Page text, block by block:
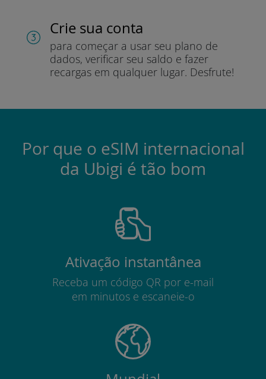
Crie sua conta
para começar a usar seu plano de
dados, verificar seu saldo e fazer
recargas em qualquer lugar. Desfrute!
Por que o eSIM internacional
da Ubigi é tão bom
Ativação instantânea
Receba um código QR por e-mail
em minutos e escaneie-o